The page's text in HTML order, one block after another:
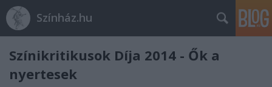
Színház.hu
Színikritikusok Díja 2014 - Ők a
nyertesek